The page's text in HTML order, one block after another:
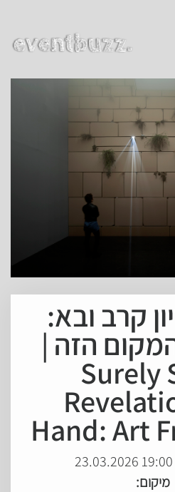
קרב ובא:
הזה |
Surely
Hand: Art
19:00 23.03.2026
מיקום: